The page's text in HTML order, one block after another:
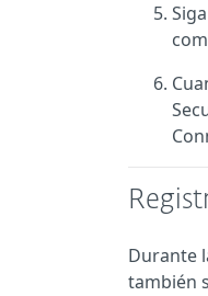
Durante
también